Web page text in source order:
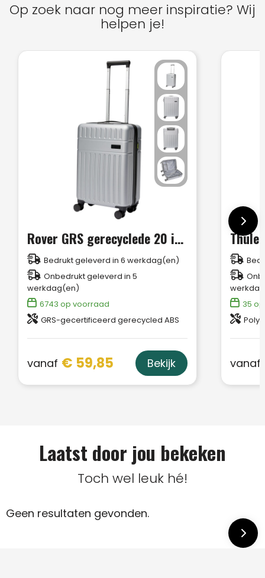
Op zoek naar nog meer inspiratie? Wij
helpen je!
Rover GRS gerecyclede 20 inch cabinetrolley 40 l
Bedrukt geleverd in 6 werkdag(en)
Onbedrukt geleverd in 5
werkdag(en)
6743 op voorraad
GRS-gecertificeerd gerecycled ABS
vanaf € 59,85 Bekijk
35
vanaf
Laatst door jou bekeken
Toch wel leuk hé!
Geen resultaten gevonden.